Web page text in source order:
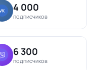
4 000
подписчиков
6 300
подписчиков